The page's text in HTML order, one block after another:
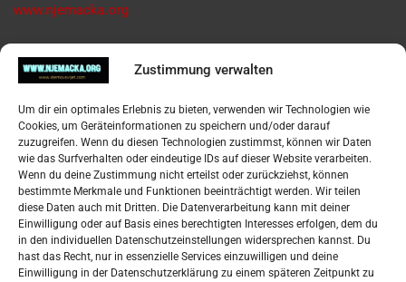
Zustimmung verwalten
Um dir ein optimales Erlebnis zu bieten, verwenden wir Technologien wie
Cookies, um Geräteinformationen zu speichern und/oder darauf
zuzugreifen. Wenn du diesen Technologien zustimmst, können wir Daten
wie das Surfverhalten oder eindeutige IDs auf dieser Website verarbeiten.
Wenn du deine Zustimmung nicht erteilst oder zurückziehst, können
bestimmte Merkmale und Funktionen beeinträchtigt werden. Wir teilen
diese Daten auch mit Dritten. Die Datenverarbeitung kann mit deiner
Einwilligung oder auf Basis eines berechtigten Interesses erfolgen, dem du
in den individuellen Datenschutzeinstellungen widersprechen kannst. Du
hast das Recht, nur in essenzielle Services einzuwilligen und deine
Einwilligung in der Datenschutzerklärung zu einem späteren Zeitpunkt zu
www.njemacka.org
Pregled
Datenschutzerklärung
Widerufsbelehrung
Oglašavanje / Postavite svoj oglas
Tko je “Idemo u Svijet – Njemačka?
Pretražite stranicu: